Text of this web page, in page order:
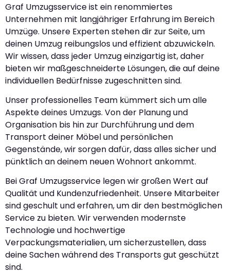
Graf Umzugsservice ist ein renommiertes
Unternehmen mit langjähriger Erfahrung im Bereich
Umzüge. Unsere Experten stehen dir zur Seite, um
deinen Umzug reibungslos und effizient abzuwickeln.
Wir wissen, dass jeder Umzug einzigartig ist, daher
bieten wir maßgeschneiderte Lösungen, die auf deine
individuellen Bedürfnisse zugeschnitten sind.
Unser professionelles Team kümmert sich um alle
Aspekte deines Umzugs. Von der Planung und
Organisation bis hin zur Durchführung und dem
Transport deiner Möbel und persönlichen
Gegenstände, wir sorgen dafür, dass alles sicher und
pünktlich an deinem neuen Wohnort ankommt.
Bei Graf Umzugsservice legen wir großen Wert auf
Qualität und Kundenzufriedenheit. Unsere Mitarbeiter
sind geschult und erfahren, um dir den bestmöglichen
Service zu bieten. Wir verwenden modernste
Technologie und hochwertige
Verpackungsmaterialien, um sicherzustellen, dass
deine Sachen während des Transports gut geschützt
sind.